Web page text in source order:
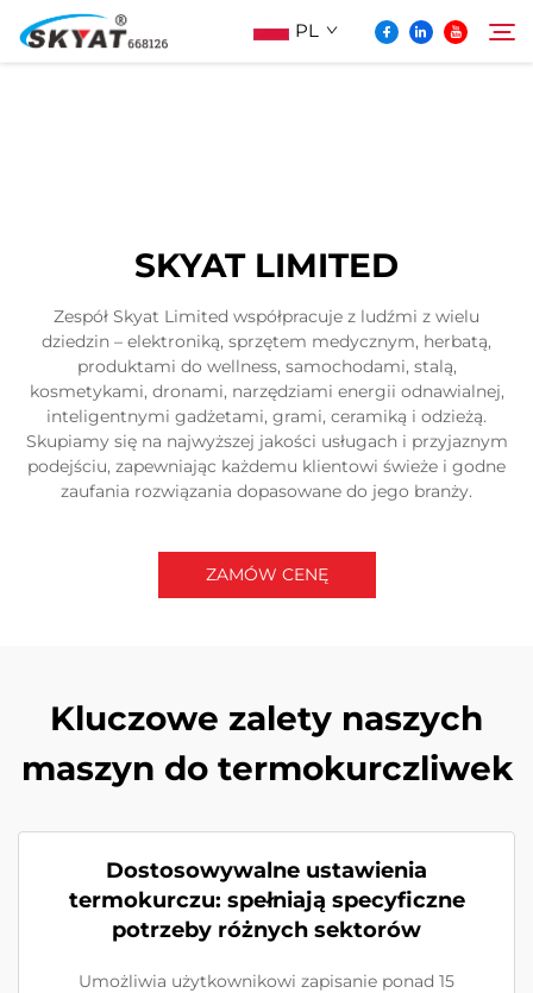
PL
Wideo I Zastosowanie
Projektowanie
Skontaktuj się z nami
SKYAT LIMITED
Zespół Skyat Limited współpracuje z ludźmi z wielu
dziedzin – elektroniką, sprzętem medycznym, herbatą,
produktami do wellness, samochodami, stalą,
kosmetykami, dronami, narzędziami energii odnawialnej,
inteligentnymi gadżetami, grami, ceramiką i odzieżą.
Skupiamy się na najwyższej jakości usługach i przyjaznym
podejściu, zapewniając każdemu klientowi świeże i godne
zaufania rozwiązania dopasowane do jego branży.
ZAMÓW CENĘ
Kluczowe zalety naszych
maszyn do termokurczliwek
Dostosowywalne ustawienia
termokurczu: spełniają specyficzne
potrzeby różnych sektorów
Umożliwia użytkownikowi zapisanie ponad 15